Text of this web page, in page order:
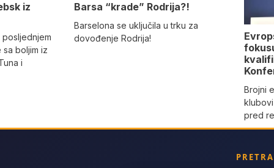
iz
boljim iz
i
Barsa “krade” Rodrija?!
Barselona se uključila u trku za
dovođenje Rodrija!
Brojni
pred